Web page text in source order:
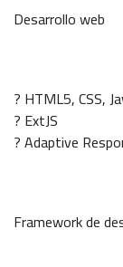
Desarrollo web
? HTML5, CSS,
? ExtJS
? Adaptive
Framework de